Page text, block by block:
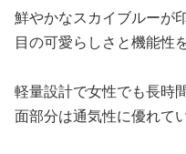
鮮やかなスカイブルーが
目の可愛らしさと機能性
軽量設計で女性でも長時
面部分は通気性に優れて